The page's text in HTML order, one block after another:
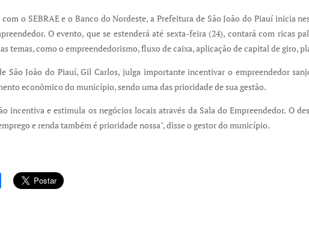
o SEBRAE e o Banco do Nordeste, a Prefeitura de São João do Piauí inicia
O evento, que se estenderá até sexta-feira (24), contará com ricas
temas, como o empreendedorismo, fluxo de caixa, aplicação de capital de giro,
São João do Piauí, Gil Carlos, julga importante incentivar o empreendedor
econômico do município, sendo uma das prioridade de sua gestão.
incentiva e estimula os negócios locais através da Sala do Empreendedor. O
e renda também é prioridade nossa", disse o gestor do município.